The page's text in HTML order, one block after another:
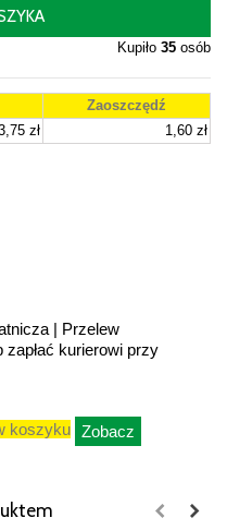
Kupiło 35 osób
Zaoszczędź
zł 1,60 zł
| Przelew
zapłać kurierowi przy
koszyku Zobacz